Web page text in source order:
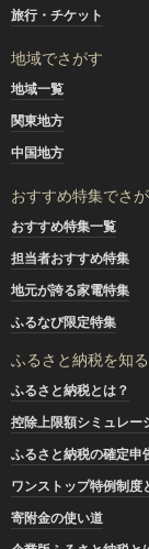
旅行・チケット
地域でさがす
地域一覧
関東地方
中国地方
おすすめ特集でさ
おすすめ特集一覧
担当者おすすめ特集
地元が誇る家電特集
ふるなび限定特集
ふるさと納税を知る
ふるさと納税とは？
控除上限額シミュレー
ふるさと納税の確定申
ワンストップ特例制度
寄附金の使い道